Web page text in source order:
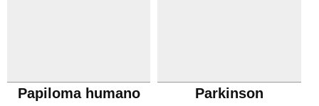
Papiloma humano Parkinson